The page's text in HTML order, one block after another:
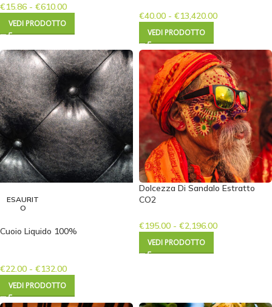
€15.86 - €610.00
VEDI PRODOTTO
€40.00 - €13,420.00
VEDI PRODOTTO
ESAURIT
O
Cuoio Liquido 100%
€22.00 - €132.00
VEDI PRODOTTO
Dolcezza Di Sandalo Estratto
CO2
€195.00 - €2,196.00
VEDI PRODOTTO